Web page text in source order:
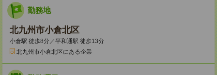
勤務地
北九州市小倉北区
小倉駅 徒歩8分／平和通駅 徒歩13分
北九州市小倉北区にある企業